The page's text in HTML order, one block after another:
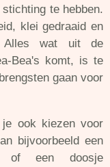
te hebben.
klei gedraaid en
Alles wat uit de
Bea's komt, is te
gaan voor
ook kiezen voor
bijvoorbeeld een
of een doosje